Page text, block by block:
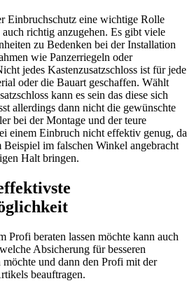
Einbruchschutz eine wichtige Rolle
richtig anzugehen. Es gibt viele
zu Bedenken bei der Installation
wie Panzerriegeln oder
jedes Kastenzusatzschloss ist für jede
oder die Bauart geschaffen. Wählt
kann es sein das diese sich
allerdings dann nicht die gewünschte
bei der Montage und der teure
einem Einbruch nicht effektiv genug, da
im falschen Winkel angebracht
Halt bringen.
Profi beraten lassen möchte kann auch
Absicherung für besseren
und dann den Profi mit der
beauftragen.